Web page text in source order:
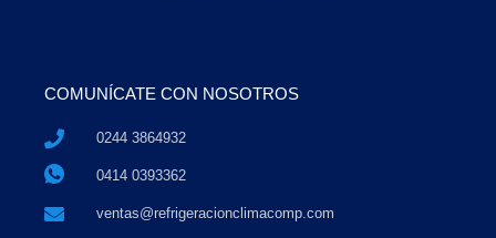
COMUNÍCATE CON NOSOTROS
0244 3864932
0414 0393362
ventas@refrigeracionclimacomp.com